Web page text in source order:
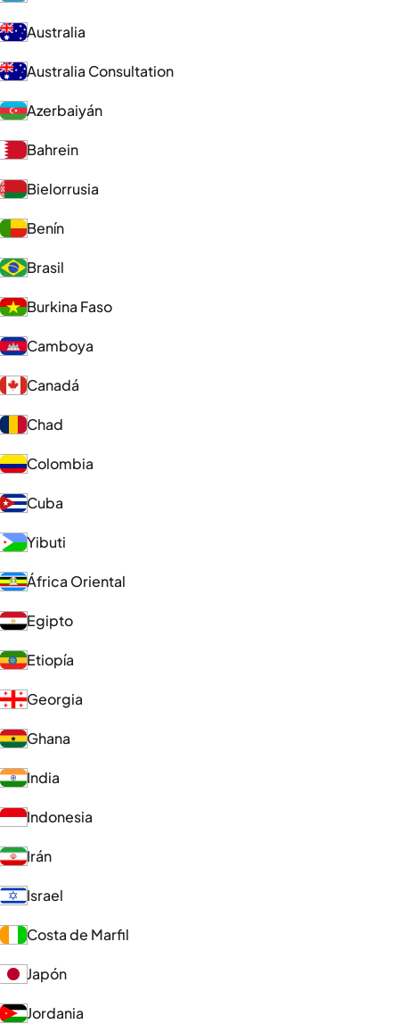
Australia
Australia Consultation
Azerbaiyán
Bahrein
Bielorrusia
Benín
Brasil
Burkina Faso
Camboya
Canadá
Chad
Colombia
Cuba
Yibuti
África Oriental
Egipto
Etiopía
Georgia
Ghana
India
Indonesia
Irán
Israel
Costa de Marfil
Japón
Jordania